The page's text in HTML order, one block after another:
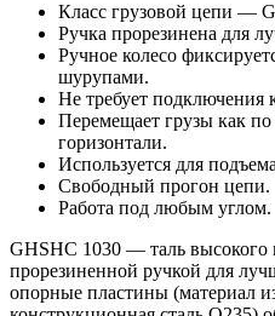
Класс грузовой цепи —
Ручка прорезинена для
Ручное колесо
шурупами.
Не требует подключения
Перемещает грузы как
горизонтали.
Используется для
Свободный прогон цепи.
Работа под любым углом.
GHSHC 1030 — таль высокого
прорезиненной ручкой для
опорные пластины (материал